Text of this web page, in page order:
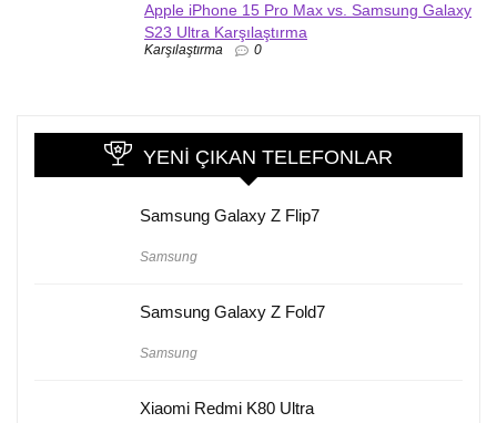
Apple iPhone 15 Pro Max vs. Samsung Galaxy
S23 Ultra Karşılaştırma
Karşılaştırma 0
YENI ÇIKAN TELEFONLAR
Samsung Galaxy Z Flip7
Samsung
Samsung Galaxy Z Fold7
Samsung
Xiaomi Redmi K80 Ultra